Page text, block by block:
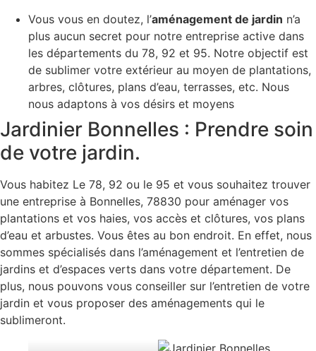
Vous vous en doutez, l’aménagement de jardin n’a
plus aucun secret pour notre entreprise active dans
les départements du 78, 92 et 95. Notre objectif est
de sublimer votre extérieur au moyen de plantations,
arbres, clôtures, plans d’eau, terrasses, etc. Nous
nous adaptons à vos désirs et moyens
Jardinier Bonnelles : Prendre soin
de votre jardin.
Vous habitez Le 78, 92 ou le 95 et vous souhaitez trouver
une entreprise à Bonnelles, 78830 pour aménager vos
plantations et vos haies, vos accès et clôtures, vos plans
d’eau et arbustes. Vous êtes au bon endroit. En effet, nous
sommes spécialisés dans l’aménagement et l’entretien de
jardins et d’espaces verts dans votre département. De
plus, nous pouvons vous conseiller sur l’entretien de votre
jardin et vous proposer des aménagements qui le
sublimeront.